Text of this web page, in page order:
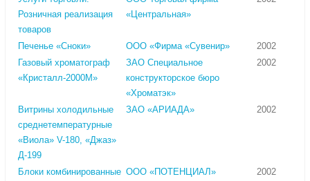
Розничная реализация
товаров
«Центральная»
Печенье «Сноки» ООО «Фирма «Сувенир»
2002
Газовый хроматограф
«Кристалл-2000М»
ЗАО Специальное
конструкторское бюро
«Хроматэк»
2002
Витрины холодильные
среднетемпературные
«Виола» V-180, «Джаз»
Д-199
ЗАО «АРИАДА» 2002
Блоки комбинированные ООО «ПОТЕНЦИАЛ» 2002